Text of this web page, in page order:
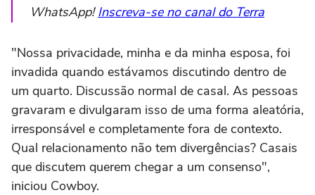
WhatsApp!Inscreva-se no canal do Terra
"Nossa privacidade, minha e da minha esposa, foi
invadida quando estávamos discutindo dentro de
um quarto. Discussão normal de casal. As pessoas
gravaram e divulgaram isso de uma forma aleatória,
irresponsável e completamente fora de contexto.
Qual relacionamento não tem divergências? Casais
que discutem querem chegar a um consenso",
iniciou Cowboy.